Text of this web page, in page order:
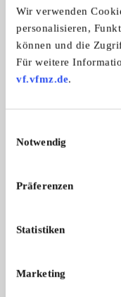
Wir verwenden
personalisieren,
können und die
Für weitere
vf.vfmz.de.
Notwendig
Präferenzen
Statistiken
Marketing
Zweiradmarken:
Alle Marken
Branchenbuch-
Sie vertreten